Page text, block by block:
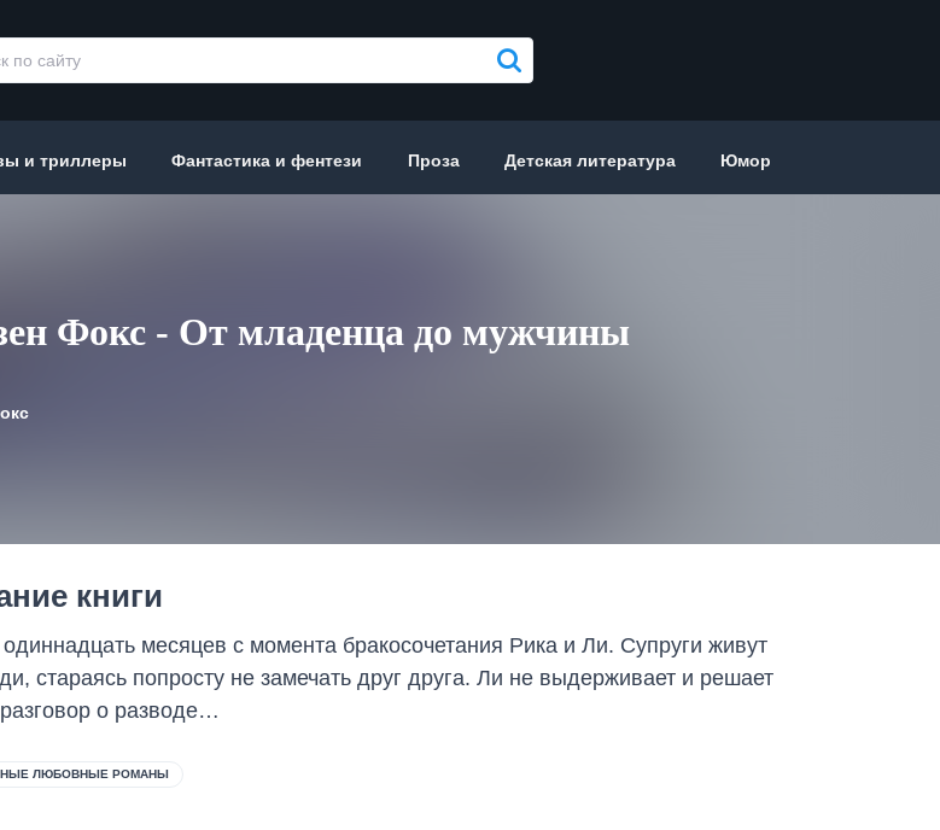
и триллеры Фантастика и фентези Проза Детская литература Юмор
Фокс - От младенца до мужчины
книги
месяцев с момента бракосочетания Рика и Ли. Супруги живут
стараясь попросту не замечать друг друга. Ли не выдерживает и решает
о разводе…
ЛЮБОВНЫЕ РОМАНЫ